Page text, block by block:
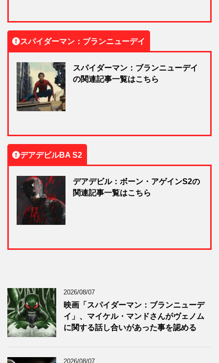
スパイダーマン：ブランニューデイ
スパイダーマン：ブランニューデイ
の関連記事一覧はこちら
デアデビルBA S2
デアデビル：ボーン・アゲインS2の
関連記事一覧はこちら
2026/08/07
映画「スパイダーマン：ブランニューデ
イ」、マイケル・マンドさんがヴェノム
に関する話し合いがあった事を認める
2026/08/07